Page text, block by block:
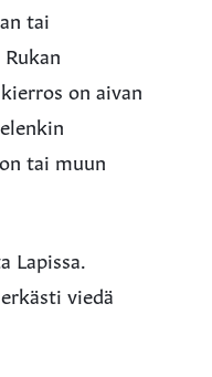
tai
on aivan
tai muun
viedä